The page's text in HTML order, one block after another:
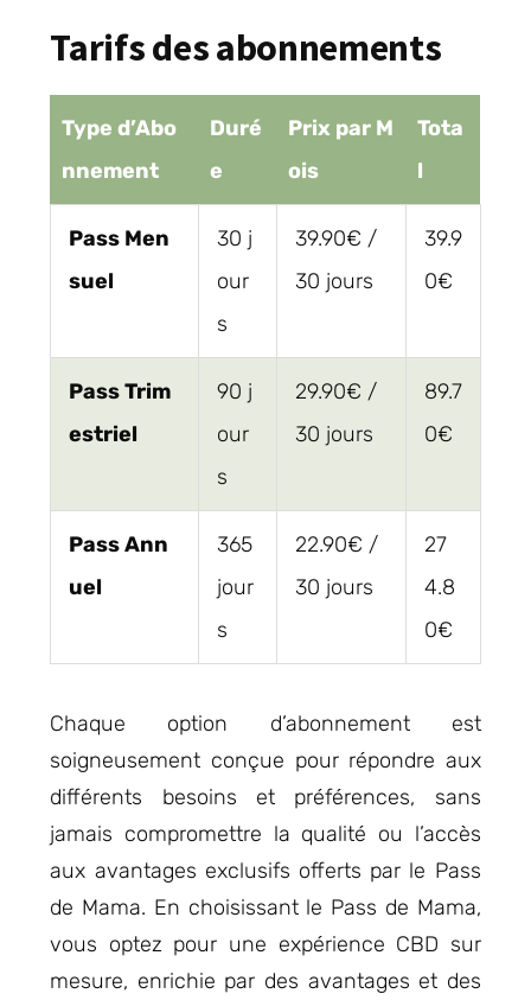
Tarifs des abonnements
Type d’Abo
nnement
Duré
e
Prix par M
ois
Tota
l
Pass Men
suel
30 j
our
s
39.90€ /
30 jours
39.9
0€
Pass Trim
estriel
90 j
our
s
29.90€ /
30 jours
89.7
0€
Pass Ann
uel
365
jour
s
22.90€ /
30 jours
27
4.8
0€
Chaque option d’abonnement est
soigneusement conçue pour répondre aux
différents besoins et préférences, sans
jamais compromettre la qualité ou l’accès
aux avantages exclusifs offerts par le Pass
de Mama. En choisissant le Pass de Mama,
vous optez pour une expérience CBD sur
mesure, enrichie par des avantages et des